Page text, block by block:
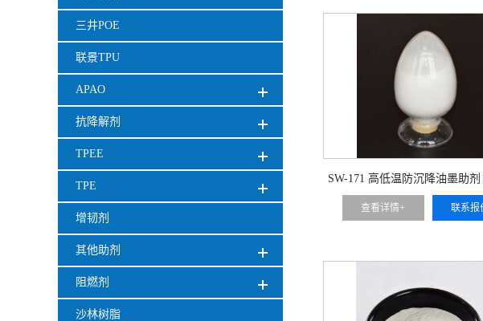
三井POE
联景TPU
APAO
抗降解剂
TPEE
TPE
增韧剂
其他助剂
阻燃剂
沙林树脂
SW-171 高低温防沉降油墨助
仍维持颜料悬浮 不分层不沉淀
查看详情+ 联系报